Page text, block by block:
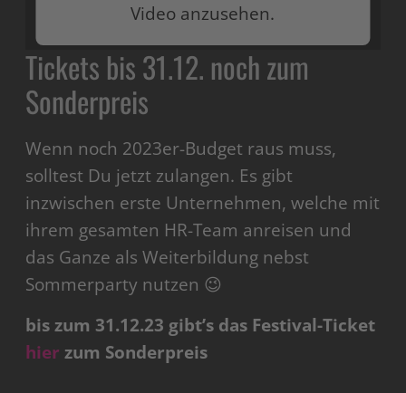
Video anzusehen.
Mehr Informationen
powered byUsercentrics Consent Management
Platform
Tickets bis 31.12. noch zum
Sonderpreis
Wenn noch 2023er-Budget raus muss,
solltest Du jetzt zulangen. Es gibt
inzwischen erste Unternehmen, welche mit
ihrem gesamten HR-Team anreisen und
das Ganze als Weiterbildung nebst
Sommerparty nutzen 😉
bis zum 31.12.23 gibt’s das Festival-Ticket
hier zum Sonderpreis